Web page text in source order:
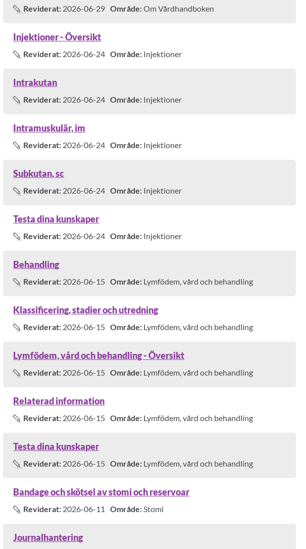
Reviderat: 2026-06-29 Område:Om Vårdhandboken
Injektioner - Översikt
Reviderat: 2026-06-24 Område: Injektioner
Intrakutan
Reviderat: 2026-06-24 Område: Injektioner
Intramuskulär, im
Reviderat: 2026-06-24 Område: Injektioner
Subkutan, sc
Reviderat: 2026-06-24 Område: Injektioner
Testa dina kunskaper
Reviderat: 2026-06-24 Område: Injektioner
Behandling
Reviderat: 2026-06-15 Område: Lymfödem, vård och behandling
Klassificering, stadier och utredning
Reviderat: 2026-06-15 Område: Lymfödem, vård och behandling
Lymfödem, vård och behandling - Översikt
Reviderat: 2026-06-15 Område: Lymfödem, vård och behandling
Relaterad information
Reviderat: 2026-06-15 Område: Lymfödem, vård och behandling
Testa dina kunskaper
Reviderat: 2026-06-15 Område: Lymfödem, vård och behandling
Bandage och skötsel av stomi och reservoar
Reviderat: 2026-06-11 Område:Stomi
Journalhantering